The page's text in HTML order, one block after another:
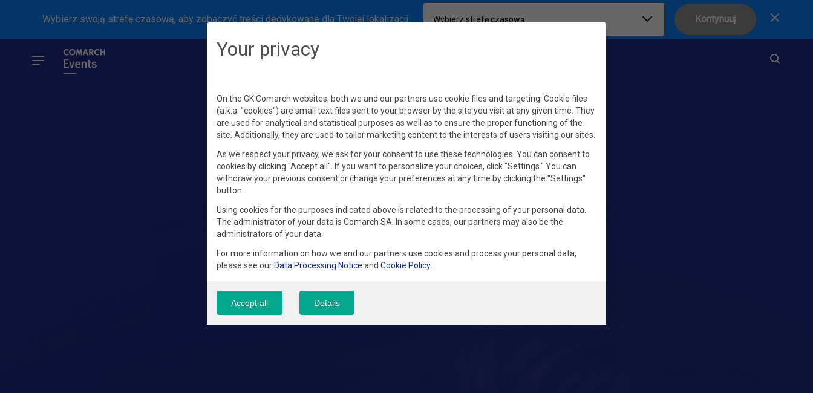
Wybierz swoją strefę czasową, aby zobaczyć treści dedykowane dla Twojej lokalizacji Wybierz strefę czasową Kontynuuj
Your privacy
On the GK Comarch websites, both we and our partners use cookie files and targeting. Cookie files
(a.k.a. "cookies") are small text files sent to your browser by the site you visit at any given time. They
are used for analytical and statistical purposes as well as to ensure the proper functioning of the
site. Additionally, they are used to tailor marketing content to the interests of users visiting our sites.
As we respect your privacy, we ask for your consent to use these technologies. You can consent to
cookies by clicking "Accept all". If you want to personalize your choices, click "Settings." You can
withdraw your previous consent or change your preferences at any time by clicking the "Settings"
button.
Using cookies for the purposes indicated above is related to the processing of your personal data.
The administrator of your data is Comarch SA. In some cases, our partners may also be the
administrators of your data.
For more information on how we and our partners use cookies and process your personal data,
please see our Data Processing Notice and Cookie Policy.
Accept all Details
Zamknij